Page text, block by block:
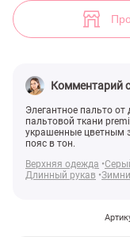
Комментарий
Элегантное пальто от
пальтовой ткани
украшенные цветным
пояс в тон.
Верхняя одежда
Длинный рукав
Стильное демисезонное